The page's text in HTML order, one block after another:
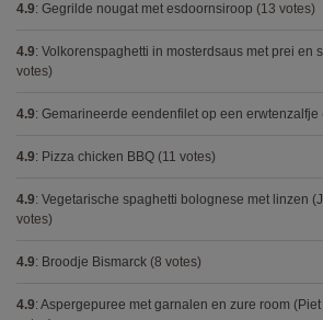
4.9: Gegrilde nougat met esdoornsiroop (13 votes)
4.9: Volkorenspaghetti in mosterdsaus met prei en
votes)
4.9: Gemarineerde eendenfilet op een erwtenzalfje
4.9: Pizza chicken BBQ (11 votes)
4.9: Vegetarische spaghetti bolognese met linzen
votes)
4.9: Broodje Bismarck (8 votes)
4.9: Aspergepuree met garnalen en zure room